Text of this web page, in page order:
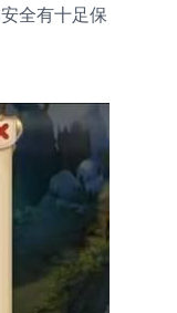
全有十足保